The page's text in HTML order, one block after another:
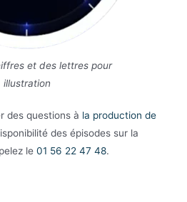
et des lettres pour
illustration
des questions à la production de
des épisodes sur la
le 01 56 22 47 48.